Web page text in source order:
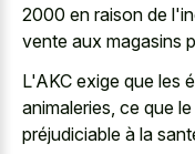
2000 en raison de
vente aux magasins
L'AKC exige que les
animaleries, ce que
préjudiciable à la